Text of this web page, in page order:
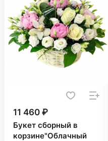
11 460 ₽
Букет сборный в
корзине"Облачный